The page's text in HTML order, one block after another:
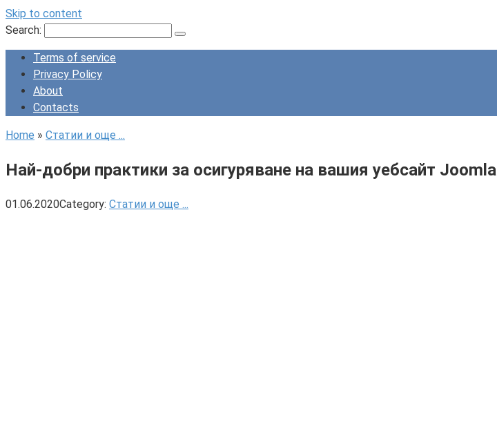
Skip to content
Search:
Terms of service
Privacy Policy
About
Contacts
Home » Статии и още ...
Най-добри практики за осигуряване на вашия уебсайт Joomla
01.06.2020Category: Статии и още ...